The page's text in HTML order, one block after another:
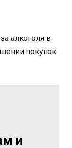
алкоголя в
покупок
и